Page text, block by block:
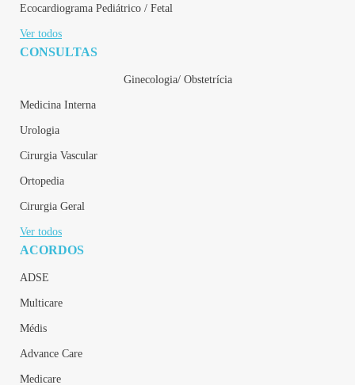
Ecocardiograma Pediátrico / Fetal
Ver todos
CONSULTAS
Ginecologia/ Obstetrícia
Medicina Interna
Urologia
Cirurgia Vascular
Ortopedia
Cirurgia Geral
Ver todos
ACORDOS
ADSE
Multicare
Médis
Advance Care
Medicare